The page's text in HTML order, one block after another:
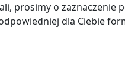
prosimy o zaznaczenie
dla Ciebie